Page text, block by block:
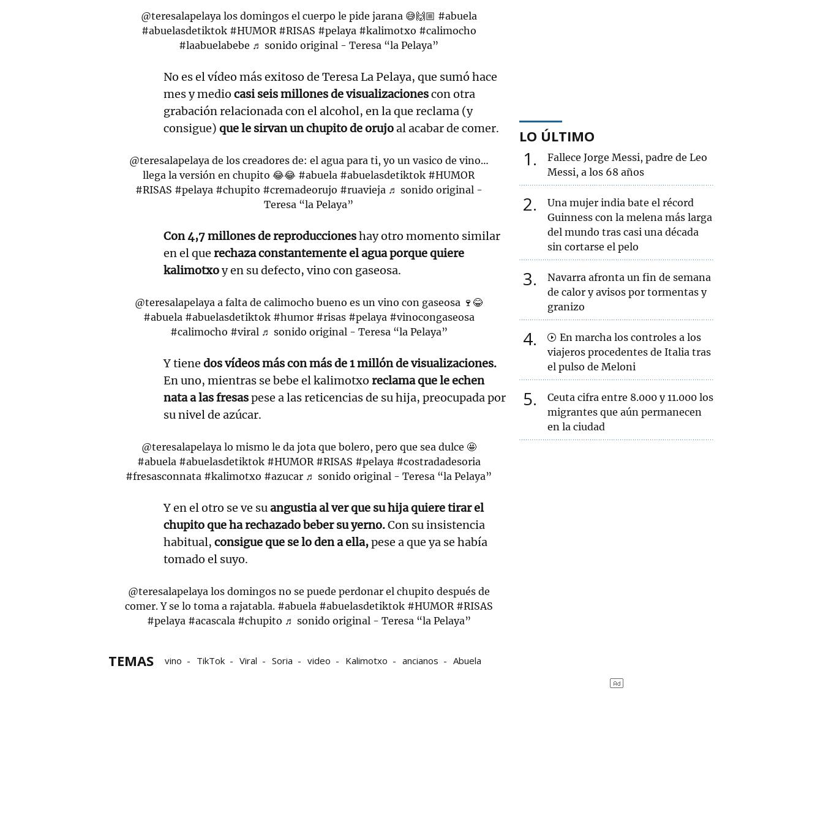
@teresalapelaya los domingos el cuerpo le pide jarana 😅🙌🏼 #abuela
#abuelasdetiktok #HUMOR #RISAS #pelaya #kalimotxo #calimocho
#laabuelabebe ♬ sonido original - Teresa “la Pelaya”
No es el vídeo más exitoso de Teresa La Pelaya, que sumó hace
mes y medio casi seis millones de visualizacionescon otra
grabación relacionada con el alcohol, en la que reclama (y
consigue) que le sirvan un chupito de orujoal acabar de comer.
@teresalapelaya de los creadores de: el agua para ti, yo un vasico de vino…
llega la versión en chupito 😂😂 #abuela #abuelasdetiktok #HUMOR
#RISAS #pelaya #chupito #cremadeorujo #ruavieja ♬ sonido original -
Teresa “la Pelaya”
Con 4,7 millones de reproduccioneshay otro momento similar
en el que rechaza constantemente el agua porque quiere
kalimotxoy en su defecto, vino con gaseosa.
@teresalapelaya a falta de calimocho bueno es un vino con gaseosa 🍷😂
#abuela #abuelasdetiktok #humor #risas #pelaya #vinocongaseosa
#calimocho #viral ♬ sonido original - Teresa “la Pelaya”
Y tiene dos vídeos más con más de 1 millón de visualizaciones.
En uno, mientras se bebe el kalimotxo reclama que le echen
nata a las fresaspese a las reticencias de su hija, preocupada por
su nivel de azúcar.
@teresalapelaya lo mismo le da jota que bolero, pero que sea dulce 🤩
#abuela #abuelasdetiktok #HUMOR #RISAS #pelaya #costradadesoria
#fresasconnata #kalimotxo #azucar ♬ sonido original - Teresa “la Pelaya”
Y en el otro se ve suangustia al ver que su hija quiere tirar el
chupito que ha rechazado beber su yerno.Con su insistencia
habitual, consigue que se lo den a ella,pese a que ya se había
tomado el suyo.
@teresalapelaya los domingos no se puede perdonar el chupito después de
comer. Y se lo toma a rajatabla. #abuela #abuelasdetiktok #HUMOR #RISAS
#pelaya #acascala #chupito ♬ sonido original - Teresa “la Pelaya”
TEMAS vino TikTok Viral Soria video Kalimotxo ancianos Abuela
LO ÚLTIMO
1
Fallece Jorge Messi, padre de Leo
Messi, a los 68 años
2
Una mujer india bate el récord
Guinness con la melena más larga
del mundo tras casi una década
sin cortarse el pelo
3
Navarra afronta un fin de semana
de calor y avisos por tormentas y
granizo
4
En marcha los controles a los
viajeros procedentes de Italia tras
el pulso de Meloni
5
Ceuta cifra entre 8.000 y 11.000 los
migrantes que aún permanecen
en la ciudad